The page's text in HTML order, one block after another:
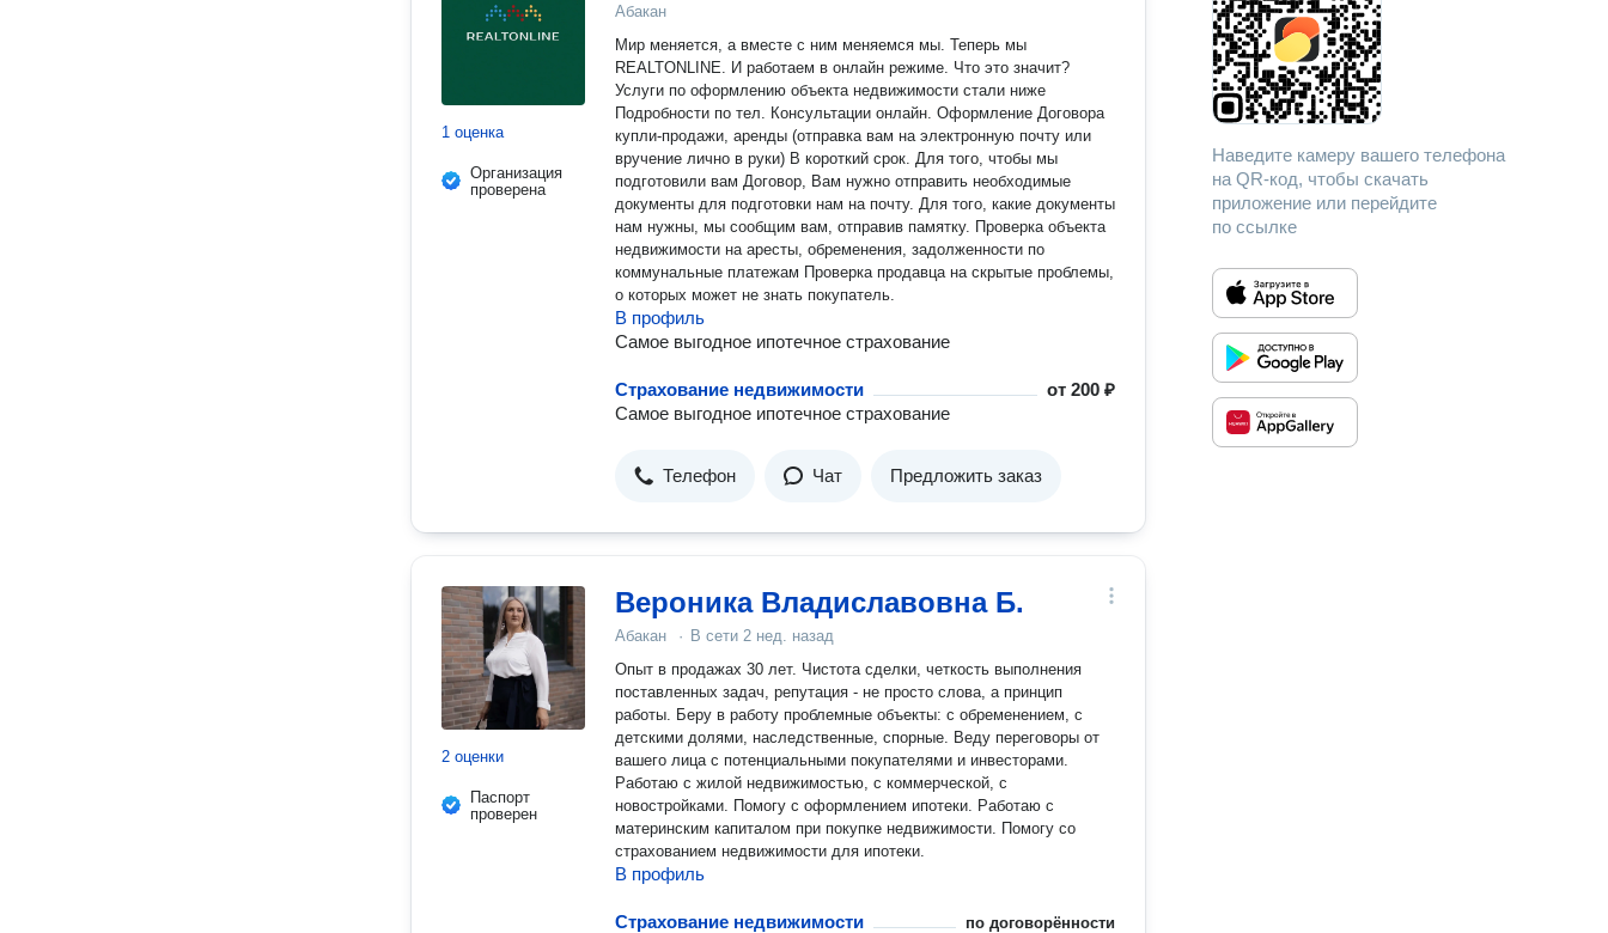
1 оценка
Организация
проверена
Абакан
Мир меняется, а вместе с ним меняемся мы. Теперь мы
REALTONLINE. И работаем в онлайн режиме. Что это значит?
Услуги по оформлению объекта недвижимости стали ниже
Подробности по тел. Консультации онлайн. Оформление Договора
купли-продажи, аренды (отправка вам на электронную почту или
вручение лично в руки) В короткий срок. Для того, чтобы мы
подготовили вам Договор, Вам нужно отправить необходимые
документы для подготовки нам на почту. Для того, какие документы
нам нужны, мы сообщим вам, отправив памятку. Проверка объекта
недвижимости на аресты, обременения, задолженности по
коммунальные платежам Проверка продавца на скрытые проблемы,
о которых может не знать покупатель.
В профиль
Самое выгодное ипотечное страхование
Страхование недвижимости от200 ₽
Самое выгодное ипотечное страхование
Телефон Чат Предложить заказ
2 оценки
Паспорт
проверен
Вероника Владиславовна Б.
Абакан · В сети 2 нед. назад
Опыт в продажах 30 лет. Чистота сделки, четкость выполнения
поставленных задач, репутация - не просто слова, а принцип
работы. Беру в работу проблемные объекты: с обременением, с
детскими долями, наследственные, спорные. Веду переговоры от
вашего лица с потенциальными покупателями и инвесторами.
Работаю с жилой недвижимостью, с коммерческой, с
новостройками. Помогу с оформлением ипотеки. Работаю с
материнским капиталом при покупке недвижимости. Помогу со
страхованием недвижимости для ипотеки.
В профиль
Страхование недвижимости по договорённости
Наведите камеру вашего телефона
на QR-код, чтобы скачать
приложение или перейдите
по ссылке